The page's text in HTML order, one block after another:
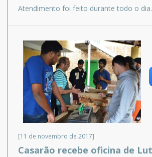
Atendimento foi feito durante todo o dia.
[11 de novembro de 2017]
Casarão recebe oficina de